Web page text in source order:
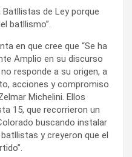
de Ley porque
batllismo”.
en que cree que “Se ha
Amplio en su discurso
responde a su origen, a
acciones y compromiso
Michelini. Ellos
15, que recorrieron un
buscando instalar
y creyeron que el